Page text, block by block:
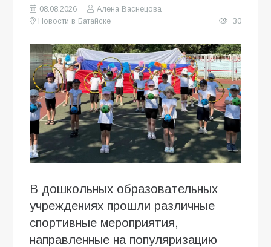
08.08.2026
Алена Васнецова
Новости в Батайске
30
В дошкольных образовательных
учреждениях прошли различные
спортивные мероприятия,
направленные на популяризацию